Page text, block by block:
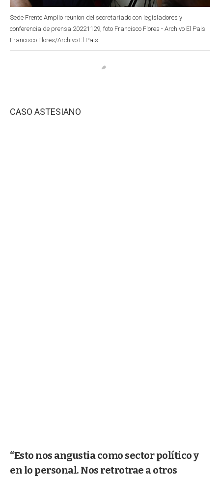
Sede Frente Amplio reunion del secretariado con legisladores y
conferencia de prensa 20221129, foto Francisco Flores - Archivo El Pais
Francisco Flores/Archivo El Pais
CASO ASTESIANO
“Esto nos angustia como sector político y
en lo personal. Nos retrotrae a otros